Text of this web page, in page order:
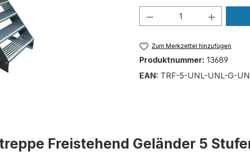
Produkt Anzahl:
Zum Merkzettel hinzufügen
Produktnummer: 13689
EAN: TRF-5-UNL-UNL-G-
Freistehend Geländer 5